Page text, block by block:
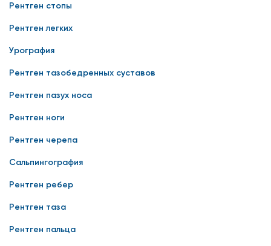
Рентген стопы
Рентген легких
Урография
Рентген тазобедренных суставов
Рентген пазух носа
Рентген ноги
Рентген черепа
Сальпингография
Рентген ребер
Рентген таза
Рентген пальца